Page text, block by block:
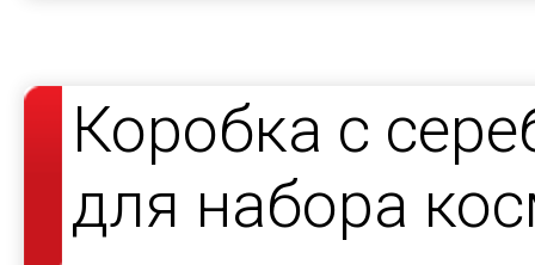
Коробка с
для набора